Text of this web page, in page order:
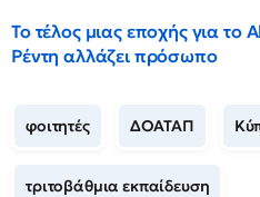
Το τέλος μιας εποχής για το
Ρέντη αλλάζει πρόσωπο
φοιτητές ΔΟΑΤΑΠ
τριτοβάθμια εκπαίδευση